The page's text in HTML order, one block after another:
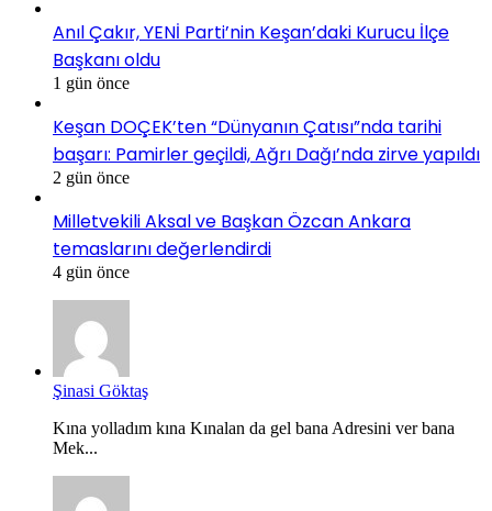
Anıl Çakır, YENİ Parti’nin Keşan’daki Kurucu İlçe
Başkanı oldu
1 gün önce
Keşan DOÇEK’ten “Dünyanın Çatısı”nda tarihi
başarı: Pamirler geçildi, Ağrı Dağı’nda zirve yapıldı
2 gün önce
Milletvekili Aksal ve Başkan Özcan Ankara
temaslarını değerlendirdi
4 gün önce
Şinasi Göktaş
Kına yolladım kına Kınalan da gel bana Adresini ver bana
Mek...